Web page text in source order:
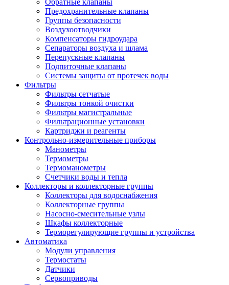
Предохранительные клапаны
Группы безопасности
Воздухоотводчики
Компенсаторы гидроудара
Сепараторы воздуха и шлама
Перепускные клапаны
Подпиточные клапаны
Системы защиты от протечек воды
Фильтры
Фильтры сетчатые
Фильтры тонкой очистки
Фильтры магистральные
Фильтрационные установки
Картриджи и реагенты
Контрольно-измерительные приборы
Манометры
Термометры
Термоманометры
Счетчики воды и тепла
Коллекторы и коллекторные группы
Коллекторы для водоснабжения
Коллекторные группы
Насосно-смесительные узлы
Шкафы коллекторные
Терморегулирующие группы и устройства
Автоматика
Модули управления
Термостаты
Датчики
Сервоприводы